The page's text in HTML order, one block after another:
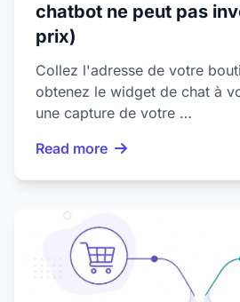
chatbot ne peut pas
prix)
Collez l'adresse de votre
obtenez le widget de chat à
une capture de votre …
Read more